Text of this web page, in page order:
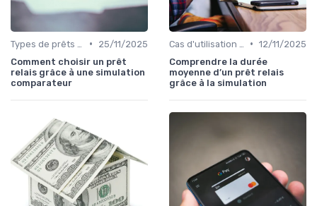
•
25/11/2025
Comment choisir un prêt
relais grâce à une simulation
comparateur
• 12/11/2025
Comprendre la durée
moyenne d’un prêt relais
grâce à la simulation